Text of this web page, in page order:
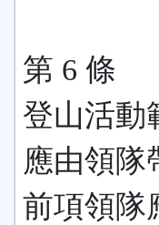
第 6 條
登山活動
應由領隊
前項領隊